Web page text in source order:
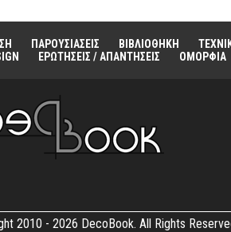
ΠΑΡΟΥΣΙΑΣΕΙΣ ΒΙΒΛΙΟΘΗΚΗ
ΕΡΩΤΗΣΕΙΣ / ΑΠΑΝΤΗΣΕΙΣ ΟΜΟΡΦΙΑ
2010 - 2026 DecoBook. All Rights